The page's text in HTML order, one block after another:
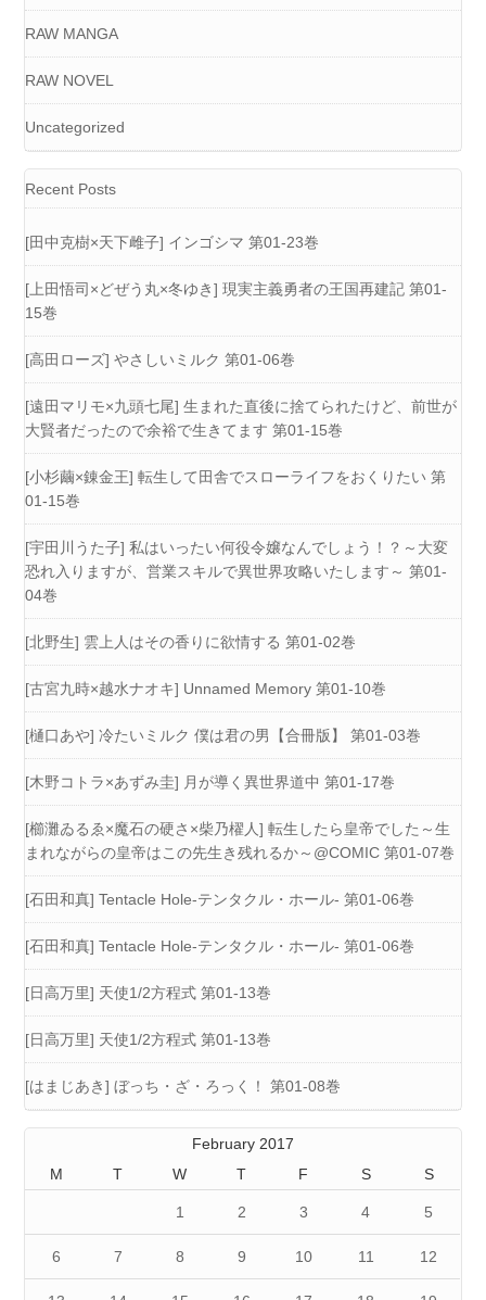
RAW MANGA
RAW NOVEL
Uncategorized
Recent Posts
[田中克樹×天下雌子] インゴシマ 第01-23巻
[上田悟司×どぜう丸×冬ゆき] 現実主義勇者の王国再建記 第01-
15巻
[高田ローズ] やさしいミルク 第01-06巻
[遠田マリモ×九頭七尾] 生まれた直後に捨てられたけど、前世が
大賢者だったので余裕で生きてます 第01-15巻
[小杉繭×錬金王] 転生して田舎でスローライフをおくりたい 第
01-15巻
[宇田川うた子] 私はいったい何役令嬢なんでしょう！？～大変
恐れ入りますが、営業スキルで異世界攻略いたします～ 第01-
04巻
[北野生] 雲上人はその香りに欲情する 第01-02巻
[古宮九時×越水ナオキ] Unnamed Memory 第01-10巻
[樋口あや] 冷たいミルク 僕は君の男【合冊版】 第01-03巻
[木野コトラ×あずみ圭] 月が導く異世界道中 第01-17巻
[櫛灘ゐるゑ×魔石の硬さ×柴乃櫂人] 転生したら皇帝でした～生
まれながらの皇帝はこの先生き残れるか～@COMIC 第01-07巻
[石田和真] Tentacle Hole-テンタクル・ホール- 第01-06巻
[石田和真] Tentacle Hole-テンタクル・ホール- 第01-06巻
[日高万里] 天使1/2方程式 第01-13巻
[日高万里] 天使1/2方程式 第01-13巻
[はまじあき] ぼっち・ざ・ろっく！ 第01-08巻
February 2017
M
T W T F S S
1 2 3 4 5
6 7 8 9 10 11 12